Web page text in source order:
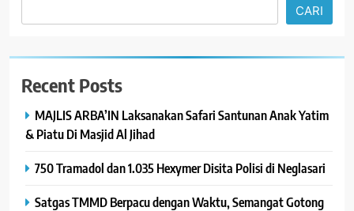
CARI
Recent Posts
MAJLIS ARBA’IN Laksanakan Safari Santunan Anak Yatim
& Piatu Di Masjid Al Jihad
750 Tramadol dan 1.035 Hexymer Disita Polisi di Neglasari
Satgas TMMD Berpacu dengan Waktu, Semangat Gotong